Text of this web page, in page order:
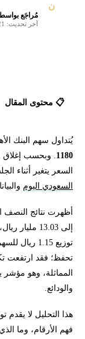
ن
مُراجَع
آخر تحديث: 21 يوليو 2026
📋 محتوى المقال
سهم البنك الأهلي السعودي
ماذا كشفت نتائج
توزيعات سهم البنك
هل سهم البنك الأهلي 1180 مقيم بسعر مرتفع أم منخفض؟
تحليل سهم البنك
كيف تشتري سهم البنك
يُتداول سهم البنك
1180
السعر يتغير أثناء
السعودي اليوم
توزيع 1.15
تحفظ؛ فقد ارتفعت
المماثلة، وهو مؤشر
والودائع.
هذا التحليل لا
فهم الأرقام، وما